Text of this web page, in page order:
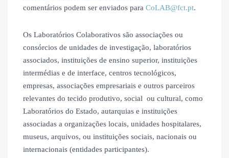
comentários podem ser enviados para CoLAB@fct.pt.
Os Laboratórios Colaborativos são associações ou
consórcios de unidades de investigação, laboratórios
associados, instituições de ensino superior, instituições
intermédias e de interface, centros tecnológicos,
empresas, associações empresariais e outros parceiros
relevantes do tecido produtivo, social ou cultural, como
Laboratórios do Estado, autarquias e instituições
associadas a organizações locais, unidades hospitalares,
museus, arquivos, ou instituições sociais, nacionais ou
internacionais (entidades participantes).